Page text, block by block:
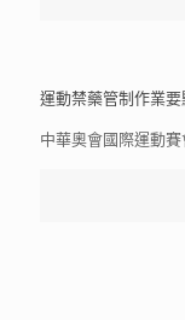
運動禁藥管制作業要
中華奧會國際運動